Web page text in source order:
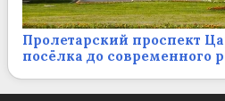
Пролетарский проспект
посёлка до современного